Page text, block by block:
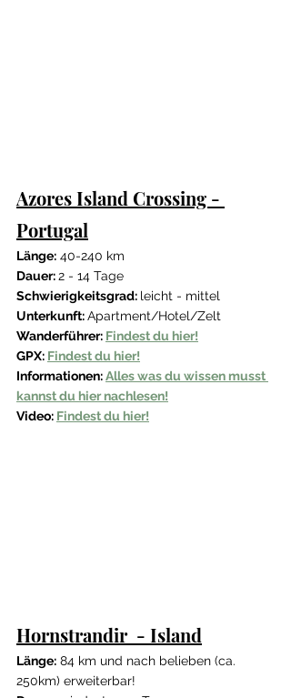
Azores Island Crossing -
Portugal
Länge: 40-240 km
Dauer: 2 - 14 Tage
Schwierigkeitsgrad: leicht - mittel
Unterkunft: Apartment/Hotel/Zelt
Wanderführer: Findest du hier!
GPX: Findest du hier!
Informationen: Alles was du wissen musst
kannst du hier nachlesen!
Video: Findest du hier!
Hornstrandir  - Island
Länge: 84 km und nach belieben (ca.
250km) erweiterbar!